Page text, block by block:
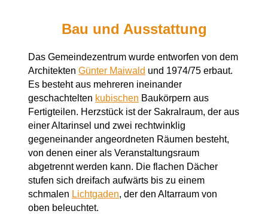
Bau und Ausstattung
Das Gemeindezentrum wurde entworfen von dem
Architekten Günter Maiwald und 1974/75 erbaut.
Es besteht aus mehreren ineinander
geschachtelten kubischen Baukörpern aus
Fertigteilen. Herzstück ist der Sakralraum, der aus
einer Altarinsel und zwei rechtwinklig
gegeneinander angeordneten Räumen besteht,
von denen einer als Veranstaltungsraum
abgetrennt werden kann. Die flachen Dächer
stufen sich dreifach aufwärts bis zu einem
schmalen Lichtgaden, der den Altarraum von
oben beleuchtet.